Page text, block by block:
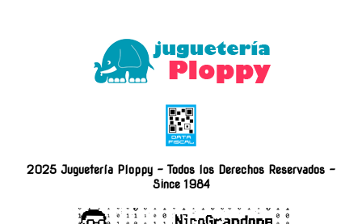
2025 Juguetería Ploppy - Todos los Derechos Reservados -
Since 1984